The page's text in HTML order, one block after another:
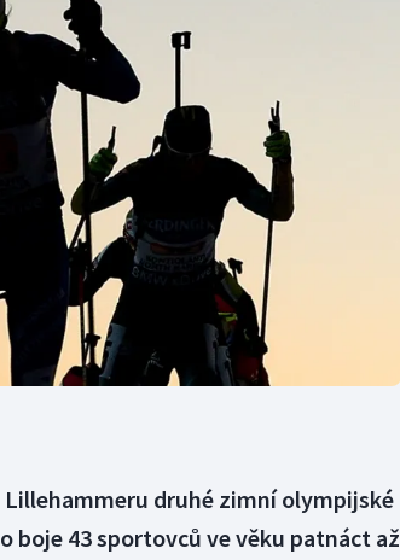
Moderní pětiboj
Motorsport
Olympijské hry
Parasport
Plavání
Plážový volejbal
Vodní slalom
Volejbal
Ostatní
Lillehammeru druhé zimní olympijské
boje 43 sportovců ve věku patnáct až